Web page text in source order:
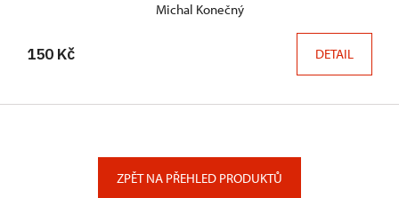
Michal Konečný
150 Kč DETAIL
ZPĚT NA PŘEHLED PRODUKTŮ